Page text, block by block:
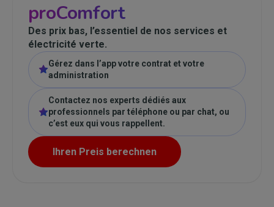
proComfort
Des prix bas, l’essentiel de nos services et
électricité verte.
Gérez dans l’app votre contrat et votre
administration
Contactez nos experts dédiés aux
professionnels par téléphone ou par chat, ou
c’est eux qui vous rappellent.
Ihren Preis berechnen